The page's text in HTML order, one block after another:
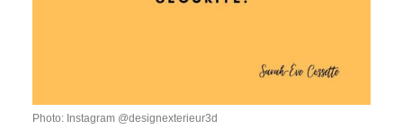
Photo: Instagram @designexterieur3d